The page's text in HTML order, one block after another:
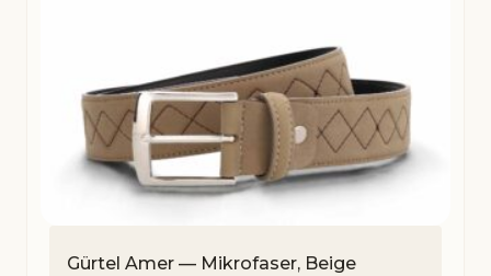
Gürtel Amer — Mikrofaser, Beige